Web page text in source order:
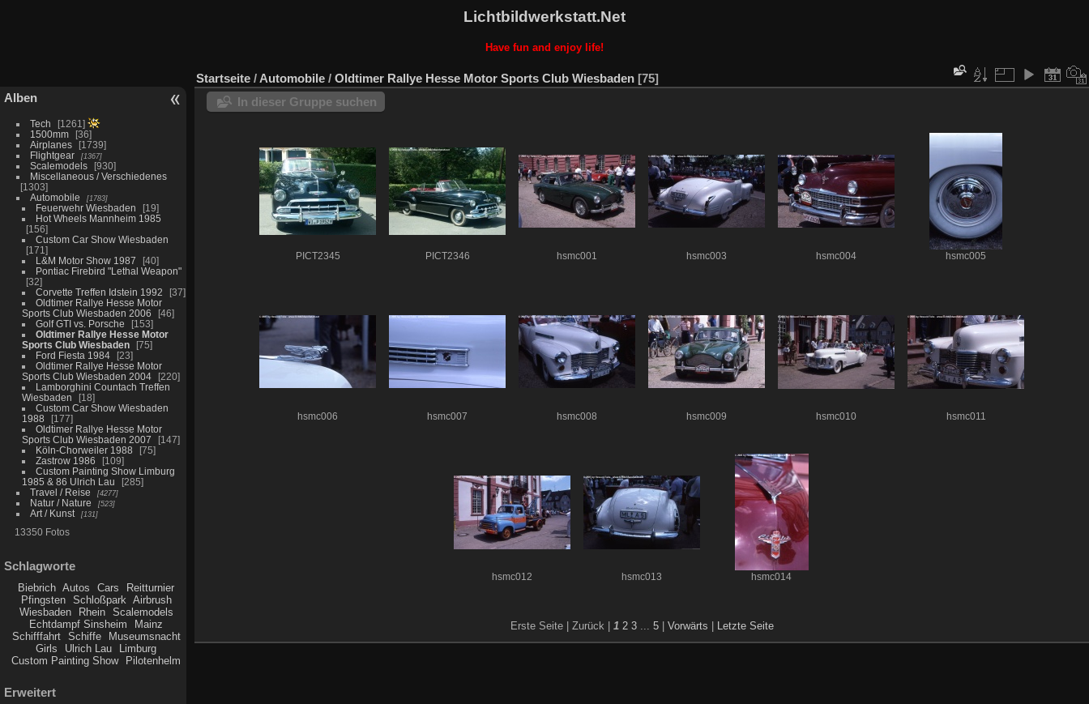
Lichtbildwerkstatt.Net
Have fun and enjoy life!
Alben
Tech
1261
1500mm
36
Airplanes
1739
Flightgear
1367
Scalemodels
930
Miscellaneous / Verschiedenes
1303
Automobile
1783
Feuerwehr Wiesbaden
19
Hot Wheels Mannheim 1985
156
Custom Car Show Wiesbaden
171
L&M Motor Show 1987
40
Pontiac Firebird "Lethal Weapon"
32
Corvette Treffen Idstein 1992
37
Oldtimer Rallye Hesse Motor
Sports Club Wiesbaden 2006
46
Golf GTI vs. Porsche
153
Oldtimer Rallye Hesse Motor
Sports Club Wiesbaden
75
Ford Fiesta 1984
23
Oldtimer Rallye Hesse Motor
Sports Club Wiesbaden 2004
220
Lamborghini Countach Treffen
Wiesbaden
18
Custom Car Show Wiesbaden
1988
177
Oldtimer Rallye Hesse Motor
Sports Club Wiesbaden 2007
147
Köln-Chorweiler 1988
75
Zastrow 1986
109
Custom Painting Show Limburg
1985 & 86 Ulrich Lau
285
Travel / Reise
4277
Natur / Nature 523
Art / Kunst 131
13350 Fotos
Schlagworte
Biebrich Autos Cars
Reitturnier
Pfingsten
Schloßpark Airbrush
Wiesbaden
Rhein
Scalemodels
Echtdampf Sinsheim
Mainz
Schifffahrt
Schiffe
Museumsnacht
Girls
Ulrich Lau
Limburg
Custom Painting Show
Pilotenhelm
Erweitert
Startseite / Automobile / Oldtimer Rallye Hesse Motor Sports Club Wiesbaden 75
In dieser Gruppe suchen
PICT2345 PICT2346 hsmc001 hsmc003 hsmc004 hsmc005
hsmc006 hsmc007 hsmc008 hsmc009 hsmc010 hsmc011
hsmc012 hsmc013 hsmc014
Erste Seite | Zurück | 1 2 3... 5 Vorwärts Letzte Seite